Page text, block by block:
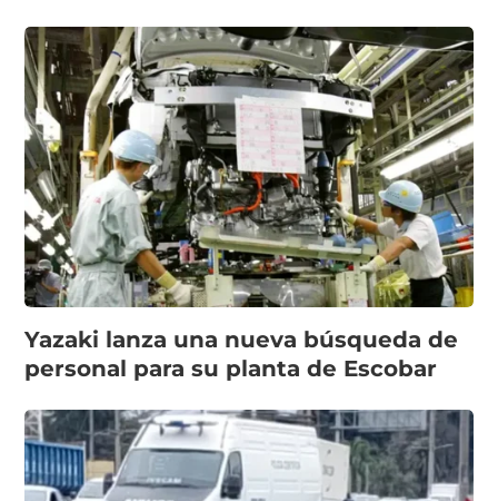
Yazaki lanza una nueva búsqueda de
personal para su planta de Escobar